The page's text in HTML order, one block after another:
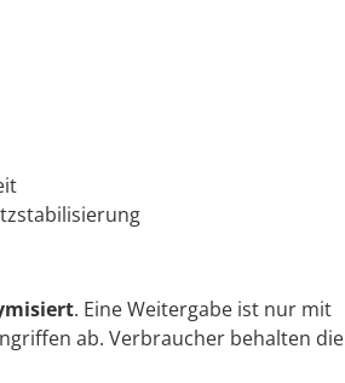
. Eine Weitergabe ist nur mit
ab. Verbraucher behalten die